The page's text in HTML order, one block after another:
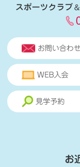
スポーツクラブ＆
お問い合わせ
WEB入会
見学予約
お